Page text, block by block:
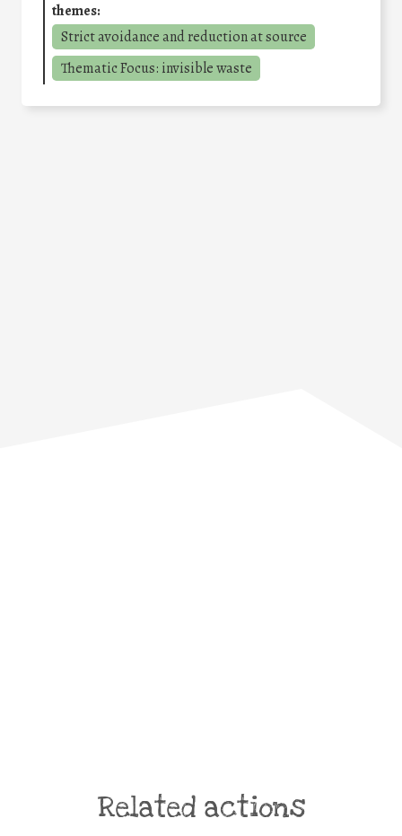
themes:
Strict avoidance and reduction at source
Thematic Focus: invisible waste
Related actions